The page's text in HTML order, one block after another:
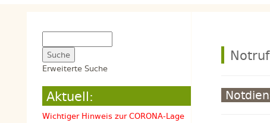
Erweiterte Suche
Aktuell:
Wichtiger Hinweis zur CORONA-Lage